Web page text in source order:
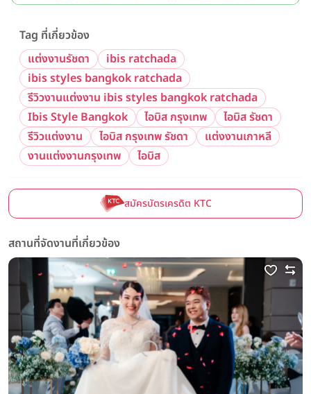
Tag ที่เกี่ยวข้อง
แต่งงานรัชดา
ibis ratchada
ibis styles bangkok ratchada
รีวิวงานแต่งงาน ibis styles bangkok ratchada
Ibis Style Bangkok
ไอบิส กรุงเทพ
ไอบิส รัชดา
รีวิวแต่งงาน
ไอบิส กรุงเทพ รัชดา
แต่งงานเกาหลี
งานแต่งงานกรุงเทพ
ไอบิส
สมัครบัตรเครดิต KTC
สถานที่จัดงานที่เกี่ยวข้อง